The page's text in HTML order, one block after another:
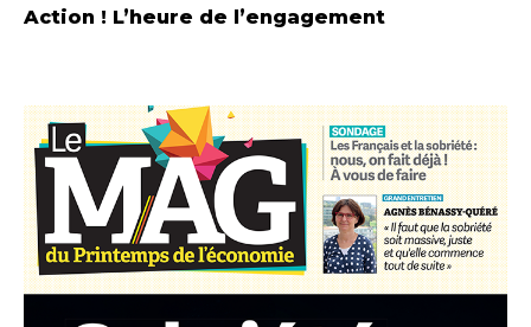
Action ! L’heure de l’engagement